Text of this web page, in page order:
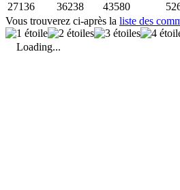
27136
36238 43580
Vous trouverez ci-après la liste des
Loading...